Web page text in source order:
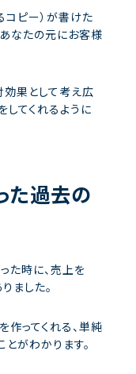
ピー）が書けた
なたの元にお客様
果として考え広
てくれるように
た過去の
た時に、売上を
ました。
ってくれる、単純
がわかります。